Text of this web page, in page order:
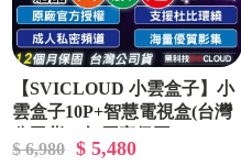
【SVICLOUD 小雲盒子】小
雲盒子10P+智慧電視盒(台灣
$ 6,980 $ 5,480